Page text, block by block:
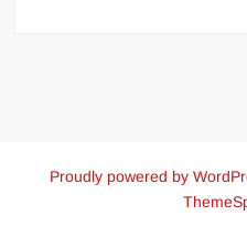
Proudly powered by